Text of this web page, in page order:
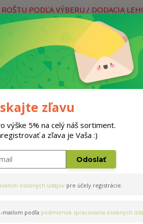
PODĽA VÝBERU / DODACIA
Hľadať
Neviete si rady? Zavolajte.
Postele
zľavu
výške 5% na celý náš sortiment.
a zľava je Vaša :)
Odoslať
osobných údajov pre účely registrácie.
mailom podľa podmienok spracovania osobných